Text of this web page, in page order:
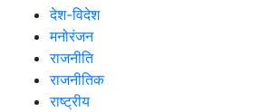
देश-विदेश
मनोरंजन
राजनीति
राजनीतिक
राष्ट्रीय